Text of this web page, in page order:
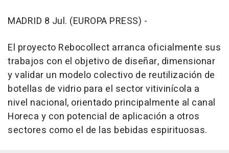
MADRID 8 Jul. (EUROPA PRESS) -
El proyecto Rebocollect arranca oficialmente sus
trabajos con el objetivo de diseñar, dimensionar
y validar un modelo colectivo de reutilización de
botellas de vidrio para el sector vitivinícola a
nivel nacional, orientado principalmente al canal
Horeca y con potencial de aplicación a otros
sectores como el de las bebidas espirituosas.